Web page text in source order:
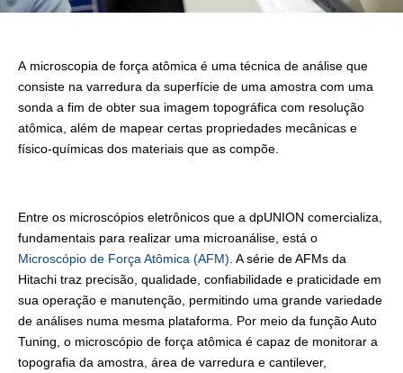
A microscopia de força atômica é uma técnica de análise que
consiste na varredura da superfície de uma amostra com uma
sonda a fim de obter sua imagem topográfica com resolução
atômica, além de mapear certas propriedades mecânicas e
físico-químicas dos materiais que as compõe.
Entre os microscópios eletrônicos que a dpUNION comercializa,
fundamentais para realizar uma microanálise, está o
Microscópio de Força Atômica (AFM). A série de AFMs da
Hitachi traz precisão, qualidade, confiabilidade e praticidade em
sua operação e manutenção, permitindo uma grande variedade
de análises numa mesma plataforma. Por meio da função Auto
Tuning, o microscópio de força atômica é capaz de monitorar a
topografia da amostra, área de varredura e cantilever,